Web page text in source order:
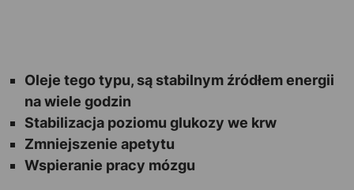
Oleje tego typu, są stabilnym źródłem energii
na wiele godzin
Stabilizacja poziomu glukozy we krw
Zmniejszenie apetytu
Wspieranie pracy mózgu